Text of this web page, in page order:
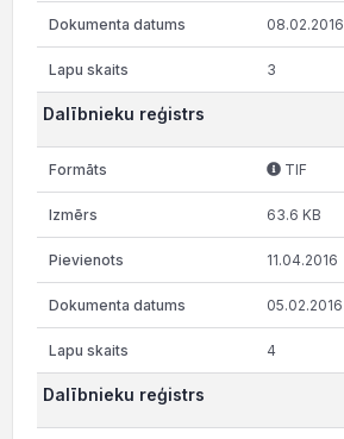
08.02.2016
3
Dalībnieku reģistrs
TIF
63.6 KB
11.04.2016
05.02.2016
4
Dalībnieku reģistrs